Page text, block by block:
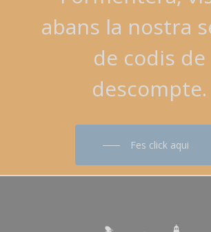
abans la nostra
de codis de
descompte.
Fes click aqui